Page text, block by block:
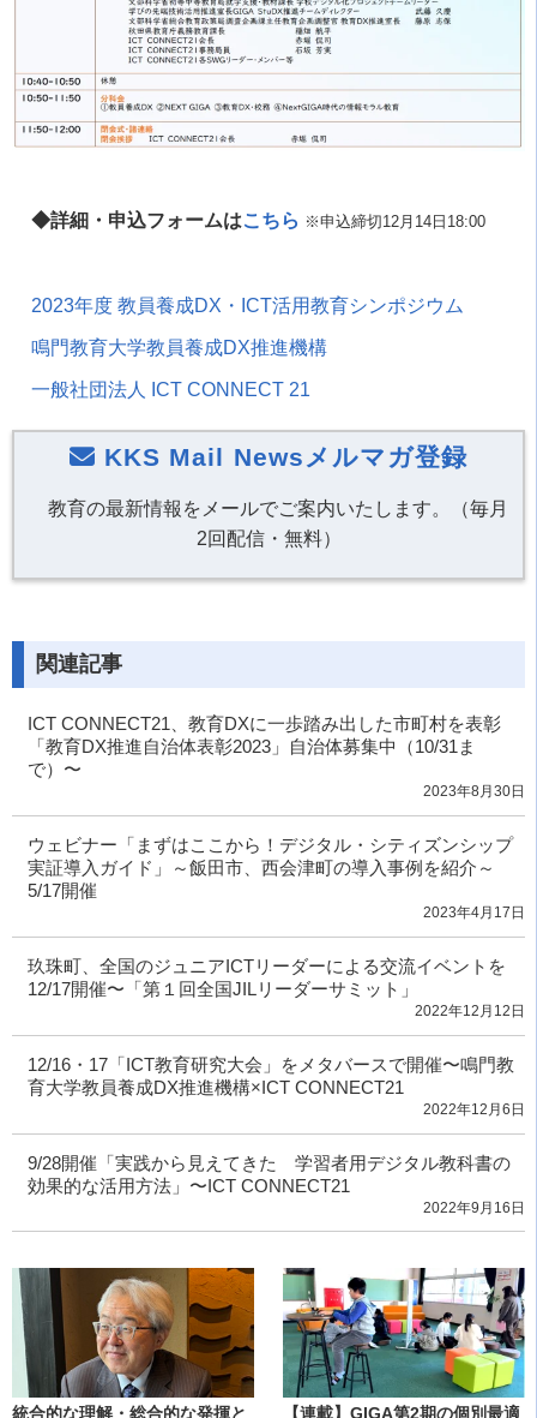
◆詳細・申込フォームはこちら ※申込締切12月14日18:00
2023年度 教員養成DX・ICT活用教育シンポジウム
鳴門教育大学教員養成DX推進機構
一般社団法人 ICT CONNECT 21
KKS Mail Newsメルマガ登録
教育の最新情報をメールでご案内いたします。（毎月
2回配信・無料）
関連記事
ICT CONNECT21、教育DXに一歩踏み出した市町村を表彰
「教育DX推進自治体表彰2023」自治体募集中（10/31ま
で）〜
2023年8月30日
ウェビナー「まずはここから！デジタル・シティズンシップ
実証導入ガイド」～飯田市、西会津町の導入事例を紹介～
5/17開催
2023年4月17日
玖珠町、全国のジュニアICTリーダーによる交流イベントを
12/17開催〜「第１回全国JILリーダーサミット」
2022年12月12日
12/16・17「ICT教育研究大会」をメタバースで開催〜鳴門教
育大学教員養成DX推進機構×ICT CONNECT21
2022年12月6日
9/28開催「実践から見えてきた 学習者用デジタル教科書の
効果的な活用方法」〜ICT CONNECT21
2022年9月16日
統合的な理解・総合的な発揮と 【連載】GIGA第2期の個別最適